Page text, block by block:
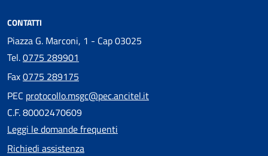
CONTATTI
Piazza G. Marconi, 1 - Cap 03025
Tel.0775 289901
Fax0775 289175
PEC protocollo.msgc@pec.ancitel.it
C.F. 80002470609
Leggi le domande frequenti
Richiedi assistenza